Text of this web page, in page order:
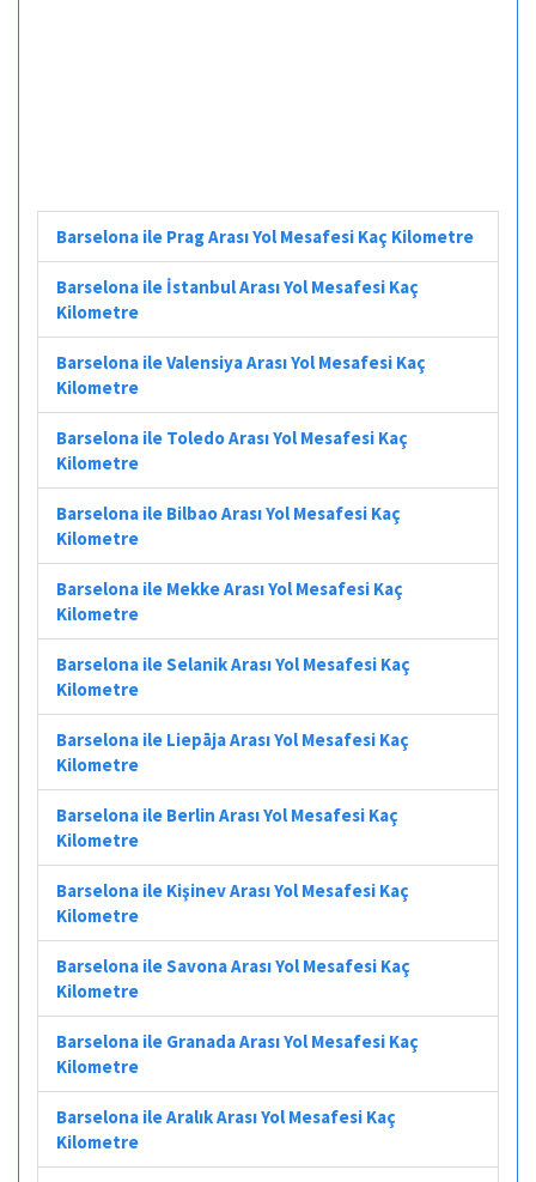
Barselona ile Prag Arası Yol Mesafesi Kaç Kilometre
Barselona ile İstanbul Arası Yol Mesafesi Kaç
Kilometre
Barselona ile Valensiya Arası Yol Mesafesi Kaç
Kilometre
Barselona ile Toledo Arası Yol Mesafesi Kaç
Kilometre
Barselona ile Bilbao Arası Yol Mesafesi Kaç
Kilometre
Barselona ile Mekke Arası Yol Mesafesi Kaç
Kilometre
Barselona ile Selanik Arası Yol Mesafesi Kaç
Kilometre
Barselona ile Liepāja Arası Yol Mesafesi Kaç
Kilometre
Barselona ile Berlin Arası Yol Mesafesi Kaç
Kilometre
Barselona ile Kişinev Arası Yol Mesafesi Kaç
Kilometre
Barselona ile Savona Arası Yol Mesafesi Kaç
Kilometre
Barselona ile Granada Arası Yol Mesafesi Kaç
Kilometre
Barselona ile Aralık Arası Yol Mesafesi Kaç
Kilometre